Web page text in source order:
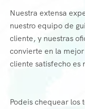
Nuestra extensa
nuestro equipo de
cliente, y nuestras
convierte en la
cliente satisfecho es
Podeis chequear los